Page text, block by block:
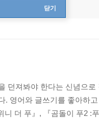
닫기
던져봐야 한다는 신념으로
. 영어와 글쓰기를 좋아하
더 푸』, 『곰돌이 푸2 :